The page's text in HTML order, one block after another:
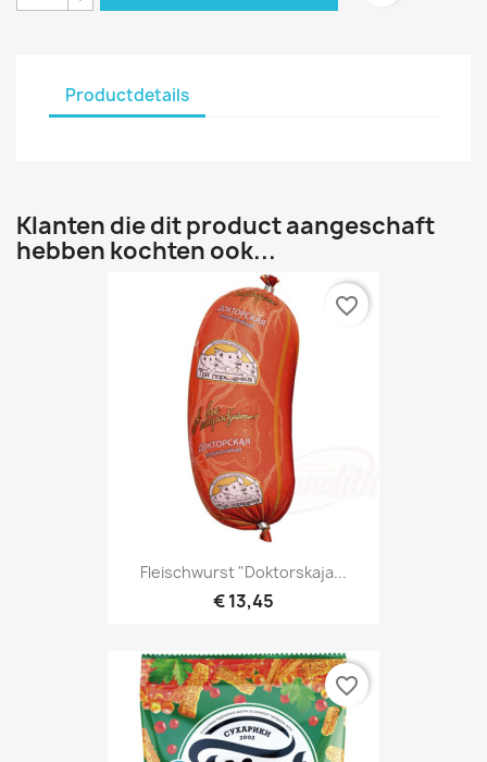
Productdetails
Klanten die dit product aangeschaft
hebben kochten ook...
Fleischwurst "Doktorskaja...
€ 13,45
favorite_border
favorite_border